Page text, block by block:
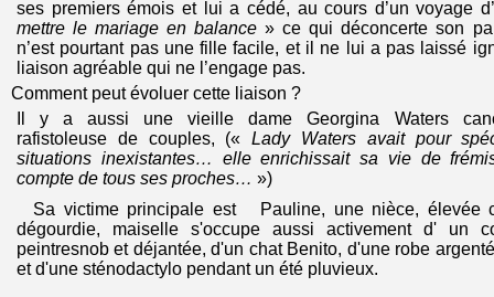
ses premiers émois et lui a cédé, au cours d’un voyage
mettre le mariage en balance » ce qui déconcerte son
n’est pourtant pas une fille facile, et il ne lui a pas laissé
liaison agréable qui ne l’engage pas.
Comment peut évoluer cette liaison ?
Il y a aussi une vieille dame Georgina Waters
rafistoleuse de couples, («Lady Waters avait pour
situations inexistantes… elle enrichissait sa vie de
compte de tous ses proches… »)
Sa victime principale est Pauline, une nièce, élevée
dégourdie, maiselle s'occupe aussi activement d' un
peintresnob et déjantée, d'un chat Benito, d'une robe
et d'une sténodactylo pendant un été pluvieux.